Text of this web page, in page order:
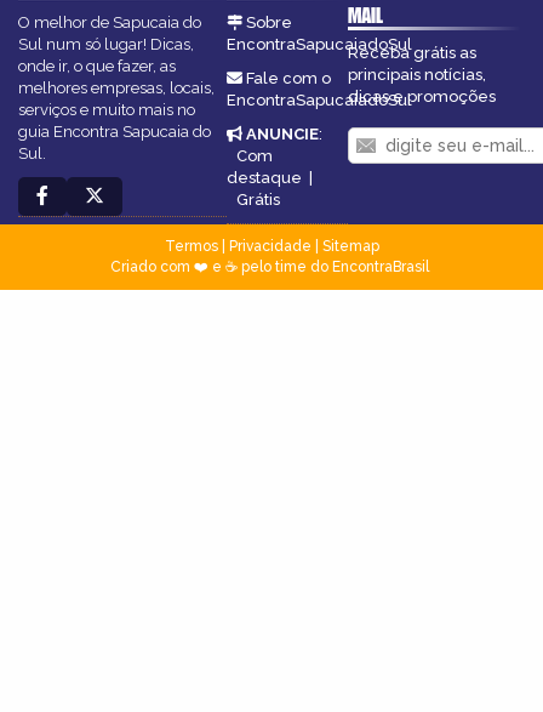
O melhor de Sapucaia do
Sul num só lugar! Dicas,
onde ir, o que fazer, as
melhores empresas, locais,
serviços e muito mais no
guia Encontra Sapucaia do
Sul.
Sobre
EncontraSapucaiadoSul
Fale com o
EncontraSapucaiadoSul
ANUNCIE:
Com
destaque
Grátis
MAIL
Receba grátis as
principais notícias,
dicas e promoções
Termos| Privacidade
Sitemap
Criado com ❤️ e ☕ pelo time do EncontraBrasil